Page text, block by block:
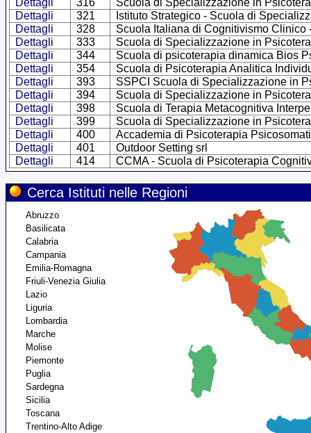
Dettagli
316
Scuola di Specializzazione in
Dettagli
321
Istituto Strategico - Scuola di
Dettagli
328
Scuola Italiana di Cognitivismo Clinico
Dettagli
333
Scuola di Specializzazione in
Dettagli
344
Scuola di psicoterapia dinamica Bios
Dettagli
354
Scuola di Psicoterapia Analitica
Dettagli
393
SSPCI Scuola di Specializzazione in
Dettagli
394
Scuola di Specializzazione in
Dettagli
398
Scuola di Terapia Metacognitiva
Dettagli
399
Scuola di Specializzazione in
Dettagli
400
Accademia di Psicoterapia
Dettagli
401
Outdoor Setting srl
Dettagli
414 CCMA - Scuola di Psicoterapia
Cerca Istituti nelle Regioni
Abruzzo
Basilicata
Calabria
Campania
Emilia-Romagna
Friuli-Venezia Giulia
Lazio
Liguria
Lombardia
Marche
Molise
Piemonte
Puglia
Sardegna
Sicilia
Toscana
Trentino-Alto Adige